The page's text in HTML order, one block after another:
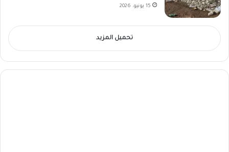
15 يونيو، 2026
تحميل المزيد